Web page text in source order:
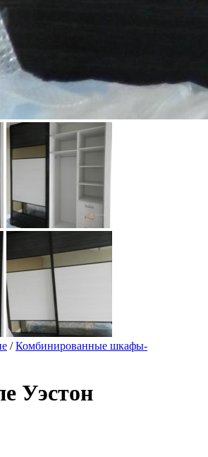
/Комбинированные шкафы-
Уэстон